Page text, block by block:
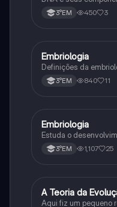
3°EM 450 3
Biologia
Embriologia
Definições da
3°EM 840 11
Biologia
Embriologia
Estuda o
3°EM 1,107 25
Biologia
A Teoria da
Aqui fiz um pequeno